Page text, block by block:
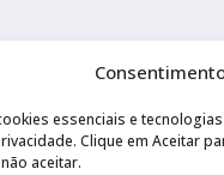
essenciais e
Clique em Aceitar
aceitar.